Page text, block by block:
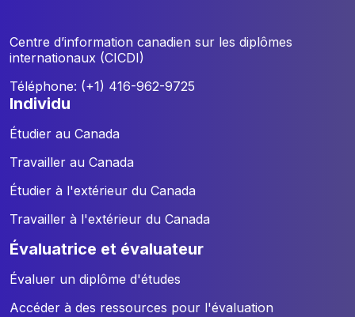
Centre d’information canadien sur les diplômes
internationaux (CICDI)
Téléphone: (+1) 416-962-9725
individu
Étudier au Canada
Travailler au Canada
Étudier à l'extérieur du Canada
Travailler à l'extérieur du Canada
évaluatrice et évaluateur
Évaluer un diplôme d'études
Accéder à des ressources pour l'évaluation